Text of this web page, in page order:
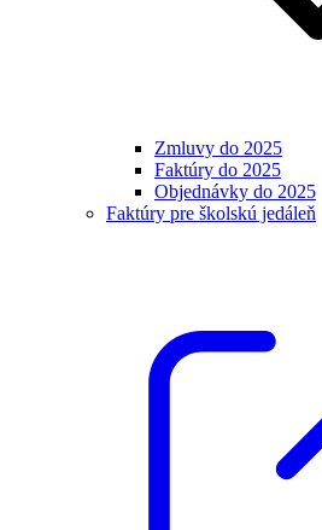
Zmluvy do 2025
Faktúry do 2025
Objednávky do 2025
Faktúry pre školskú jedáleň